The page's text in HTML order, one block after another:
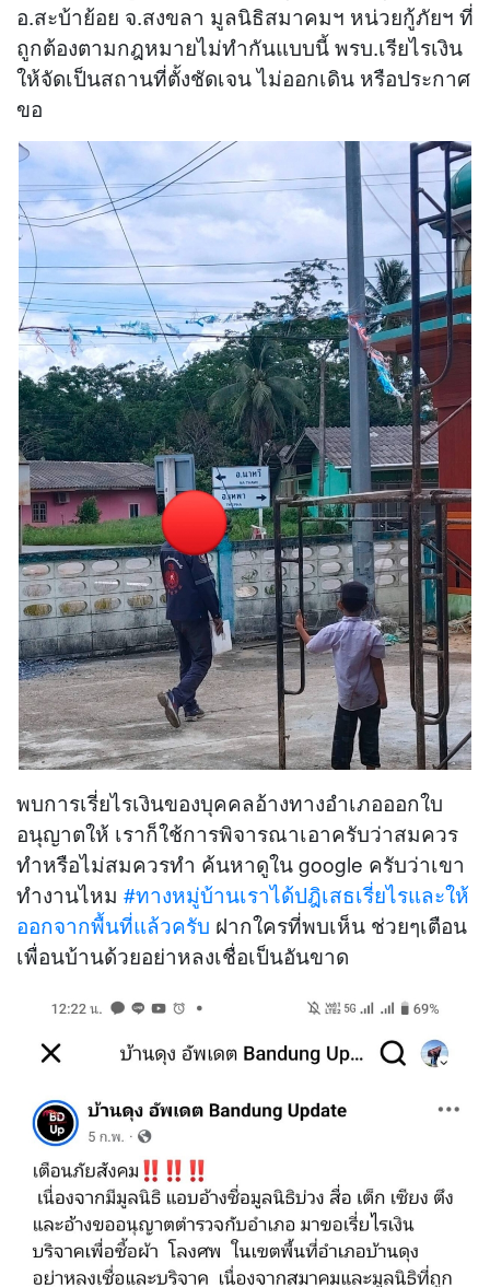
อ.สะบ้าย้อย จ.สงขลา มูลนิธิสมาคมฯ หน่วยกู้ภัยฯ ที่
ถูกต้องตามกฎหมายไม่ทำกันแบบนี้ พรบ.เรียไรเงิน
ให้จัดเป็นสถานที่ตั้งชัดเจน ไม่ออกเดิน หรือประกาศ
ขอ
พบการเรี่ยไรเงินของบุคคลอ้างทางอำเภอออกใบ
อนุญาตให้ เราก็ใช้การพิจารณาเอาครับว่าสมควร
ทำหรือไม่สมควรทำ ค้นหาดูใน google ครับว่าเขา
ทำงานไหม #ทางหมู่บ้านเราได้ปฎิเสธเรี่ยไรและให้
ออกจากพื้นที่แล้วครับ ฝากใครที่พบเห็น ช่วยๆเตือน
เพื่อนบ้านด้วยอย่าหลงเชื่อเป็นอันขาด